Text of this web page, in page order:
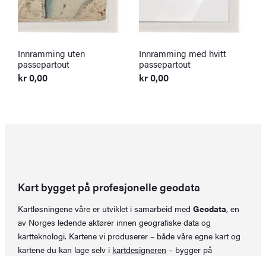
Innramming uten
passepartout
kr0,00
Innramming med hvitt
passepartout
kr0,00
Kart bygget på profesjonelle geodata
Kartløsningene våre er utviklet i samarbeid medGeodata, en
av Norges ledende aktører innen geografiske data og
kartteknologi. Kartene vi produserer – både våre egne kart og
kartene du kan lage selv i kartdesigneren – bygger på